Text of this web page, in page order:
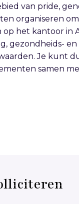
van pride,
organiseren
het kantoor
gezondheids- en
Je kunt
samen